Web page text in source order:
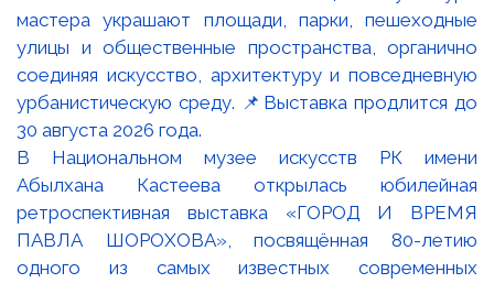
В Национальном музее искусств РК имени
Абылхана Кастеева открылась юбилейная
ретроспективная выставка «ГОРОД И ВРЕМЯ
ПАВЛА ШОРОХОВА», посвящённая 80-летию
одного из самых известных современных